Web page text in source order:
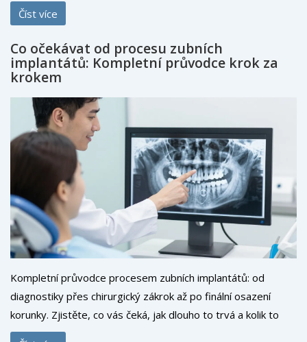
Číst více
Co očekávat od procesu zubních
implantátů: Kompletní průvodce krok za
krokem
Kompletní průvodce procesem zubních implantátů: od
diagnostiky přes chirurgický zákrok až po finální osazení
korunky. Zjistěte, co vás čeká, jak dlouho to trvá a kolik to
stojí.